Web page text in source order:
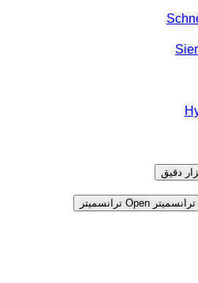
Open ترانسمیتر